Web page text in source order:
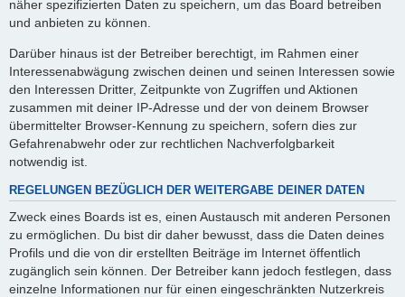
näher spezifizierten Daten zu speichern, um das Board betreiben
und anbieten zu können.
Darüber hinaus ist der Betreiber berechtigt, im Rahmen einer
Interessenabwägung zwischen deinen und seinen Interessen sowie
den Interessen Dritter, Zeitpunkte von Zugriffen und Aktionen
zusammen mit deiner IP-Adresse und der von deinem Browser
übermittelter Browser-Kennung zu speichern, sofern dies zur
Gefahrenabwehr oder zur rechtlichen Nachverfolgbarkeit
notwendig ist.
REGELUNGEN BEZÜGLICH DER WEITERGABE DEINER DATEN
Zweck eines Boards ist es, einen Austausch mit anderen Personen
zu ermöglichen. Du bist dir daher bewusst, dass die Daten deines
Profils und die von dir erstellten Beiträge im Internet öffentlich
zugänglich sein können. Der Betreiber kann jedoch festlegen, dass
einzelne Informationen nur für einen eingeschränkten Nutzerkreis